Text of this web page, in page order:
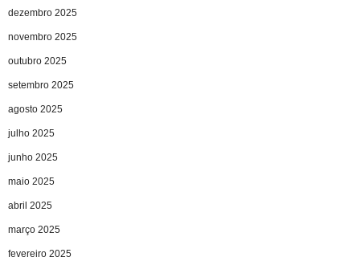
dezembro 2025
novembro 2025
outubro 2025
setembro 2025
agosto 2025
julho 2025
junho 2025
maio 2025
abril 2025
março 2025
fevereiro 2025